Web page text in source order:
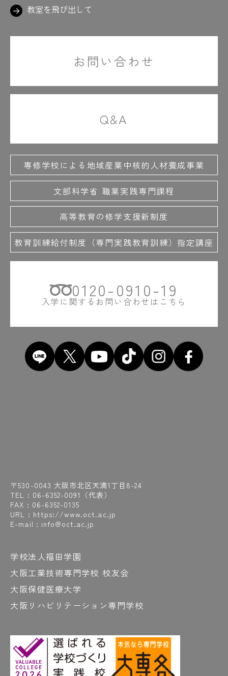
〒530-0043 大阪市北区天満1丁目8-24
TEL : 06-6352-0091 （代表）
FAX : 06-6352-0135
URL : https://www.oct.ac.jp
E-mail : info@oct.ac.jp
0120-0910-19
入学に関するお問い合わせはこちら
学校法人福田学園
大阪工業技術専門学校 校友会
大阪保健医療大学
大阪リハビリテーション専門学校
教室を飛び出して
お問い合わせ
Q&A
専修学校による地域産業中核的人材養成事業
文部科学省 職業実践専門課程
高等教育の修学支援新制度
教育訓練給付制度（専門実践教育訓練）指定講座